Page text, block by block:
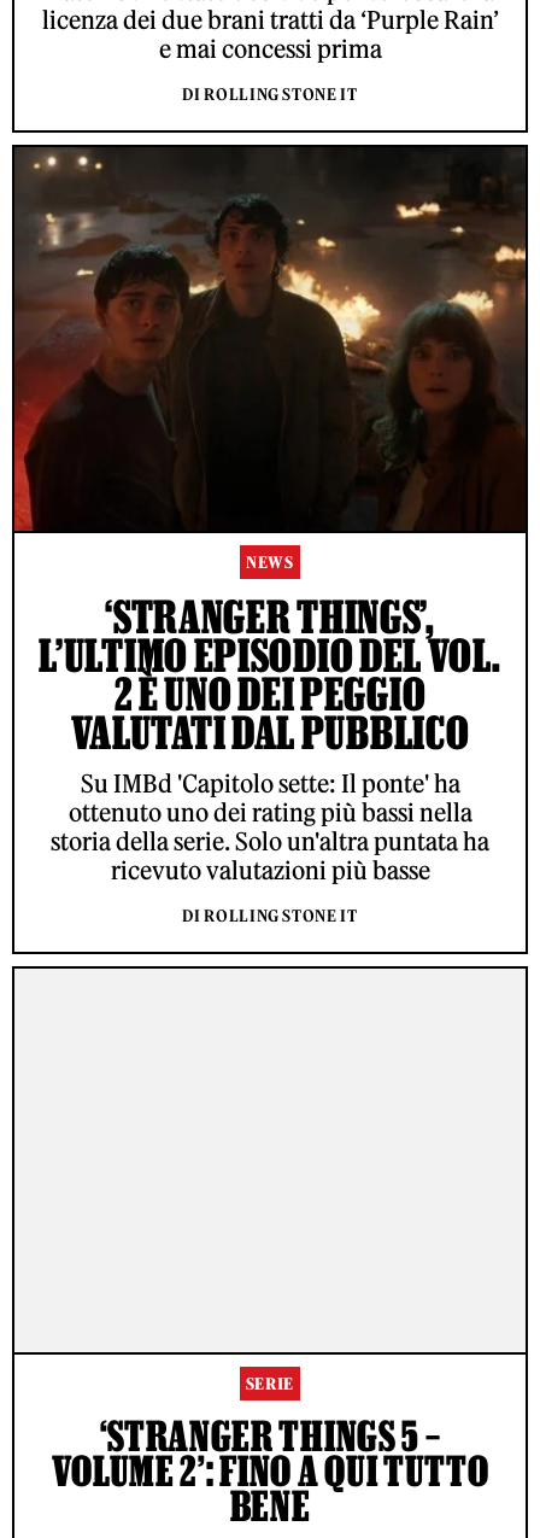
licenza dei due brani tratti da ‘Purple Rain’
e mai concessi prima
DI ROLLING STONE IT
NEWS
‘STRANGER THINGS’,
L’ULTIMO EPISODIO DEL VOL.
2 È UNO DEI PEGGIO
VALUTATI DAL PUBBLICO
Su IMBd 'Capitolo sette: Il ponte' ha
ottenuto uno dei rating più bassi nella
storia della serie. Solo un'altra puntata ha
ricevuto valutazioni più basse
DI ROLLING STONE IT
SERIE
‘STRANGER THINGS 5 –
VOLUME 2’: FINO A QUI TUTTO
BENE